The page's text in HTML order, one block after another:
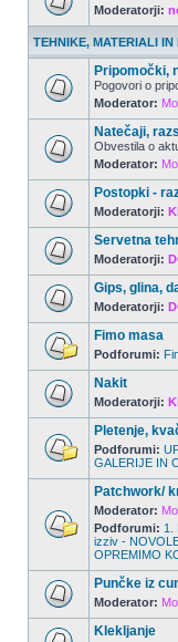
Moderatorji:
TEHNIKE, MATERIALI IN
Pripomočki,
Pogovori o
Moderator:
Natečaji,
Obvestila o
Moderator:
Postopki -
Moderatorji:
Servetna
Moderatorji:
Gips, glina,
Moderatorji:
Fimo masa
Podforumi:
Nakit
Moderatorji:
Pletenje,
Podforumi:
GALERIJE IN
Patchwork/
Moderator:
Podforumi: 1.
izziv -
OPREMIMO
Punčke iz
Moderator:
Klekljanje